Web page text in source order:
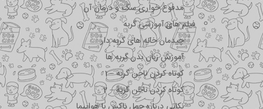
مدفوع خواری سگ و درمان آن
فیلم های آموزشی گربه
چیدمان خانه های گربه دار
آموزش زبان بدن گربه ها
کوتاه کردن ناخن گربه – 1
کوتاه کردن ناخن گربه – 2